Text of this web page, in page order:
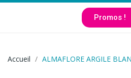
Promos !
Accueil ALMAFLORE ARGILE